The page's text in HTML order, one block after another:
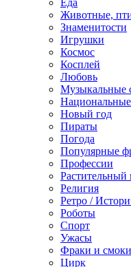
Еда
Животные,
Знаменитости
Игрушки
Космос
Косплей
Любовь
Музыкальные
Новый год
Пираты
Погода
Популярные
Профессии
Растительный
Религия
Ретро /
Роботы
Спорт
Ужасы
Фраки и
Цирк